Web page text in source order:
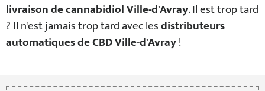
livraison de cannabidiol Ville-d'Avray. Il est trop tard
? Il n'est jamais trop tard avec lesdistributeurs
automatiques de CBD Ville-d'Avray!